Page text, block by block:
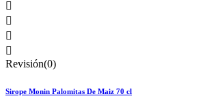




Revisión(0)
Sirope Monin Palomitas De Maiz 70 cl